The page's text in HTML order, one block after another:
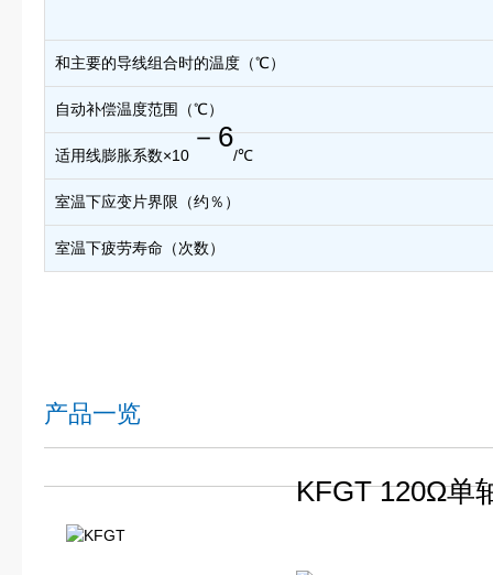
和主要的导线组合时的温度（℃）
自动补偿温度范围（℃）
适用线膨胀系数×10
－6
/℃
室温下应变片界限（约％）
室温下疲劳寿命（次数）
产品一览
KFGT 120Ω单